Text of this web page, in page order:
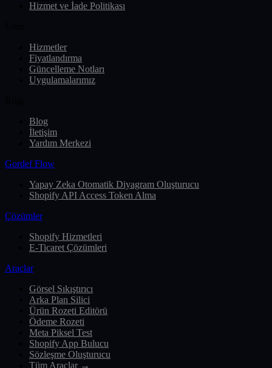
Hizmet ve İade Politikası
Hizmetler
Fiyatlandırma
Güncelleme Notları
Uygulamalarımız
Blog
İletişim
Yardım Merkezi
Gordef Flow
Yapay Zeka Otomatik Diyagram Oluşturucu
Shopify API Access Token Alma
Çözümler
Shopify Hizmetleri
E-Ticaret Çözümleri
Araçlar
Görsel Sıkıştırıcı
Arka Plan Silici
Ürün Rozeti Editörü
Ödeme Rozeti
Meta Piksel Test
Shopify App Bulucu
Sözleşme Oluşturucu
Tüm Araçlar →